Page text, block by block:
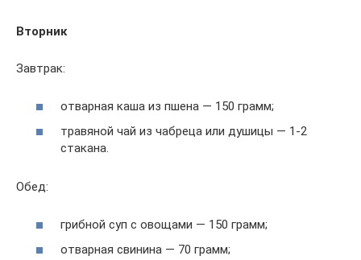
Вторник
Завтрак:
отварная каша из пшена — 150 грамм;
травяной чай из чабреца или душицы — 1-2
стакана.
Обед:
грибной суп с овощами — 150 грамм;
отварная свинина — 70 грамм;